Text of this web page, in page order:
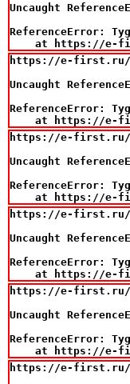
Uncaught
ReferenceError:
at https://e-
https://e-first.ru/
Uncaught
ReferenceError:
at https://e-
https://e-first.ru/
Uncaught
ReferenceError:
at https://e-
https://e-first.ru/
Uncaught
ReferenceError:
at https://e-
https://e-first.ru/
Uncaught
ReferenceError:
at https://e-
https://e-first.ru/